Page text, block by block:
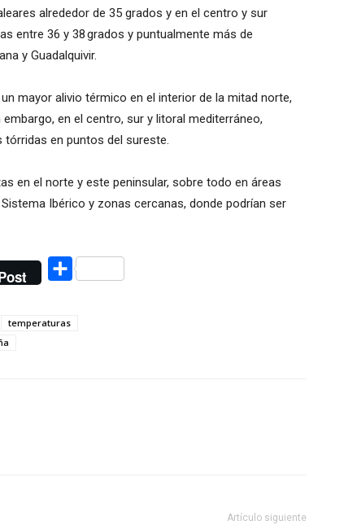
alrededor de 35 grados y en el centro y sur
entre 36 y 38 grados y puntualmente más de
y Guadalquivir.
mayor alivio térmico en el interior de la mitad norte,
en el centro, sur y litoral mediterráneo,
en puntos del sureste.
en el norte y este peninsular, sobre todo en áreas
Ibérico y zonas cercanas, donde podrían ser
Compartir
temperaturas
Artículo siguiente